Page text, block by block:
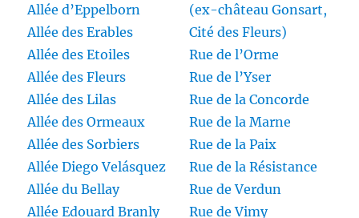
Allée d’Eppelborn
Allée des Erables
Allée des Etoiles
Allée des Fleurs
Allée des Lilas
Allée des Ormeaux
Allée des Sorbiers
Allée Diego Velásquez
Allée du Bellay
Allée Edouard Branly
(ex-château Gonsart,
Cité des Fleurs)
Rue de l’Orme
Rue de l’Yser
Rue de la Concorde
Rue de la Marne
Rue de la Paix
Rue de la Résistance
Rue de Verdun
Rue de Vimy